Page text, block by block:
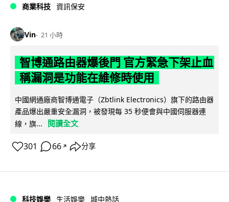
商業科技 資訊保安
Vin 21 小時
智博通路由器爆後門 官方緊急下架止血
稱漏洞是功能在維修時使用
中國網通廠商智博通電子（Zbtlink Electronics）旗下的路由器
產品爆出嚴重安全漏洞，被發現每 35 秒便會與中國伺服器連
線，旗...
閱讀全文
301 66 ↗ 分享
科技娛樂 生活娛樂 城中熱話